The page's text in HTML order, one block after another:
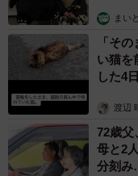
まい
「そ
い猫
した4
渡辺
72歳
母と2
分刻み